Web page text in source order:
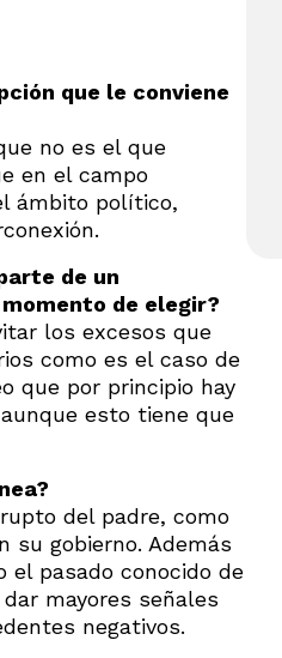
que le conviene
no es el que
en el campo
ámbito político,
de un
de elegir?
los excesos que
como es el caso de
que por principio hay
esto tiene que
del padre, como
su gobierno. Además
el pasado conocido de
mayores señales
negativos.